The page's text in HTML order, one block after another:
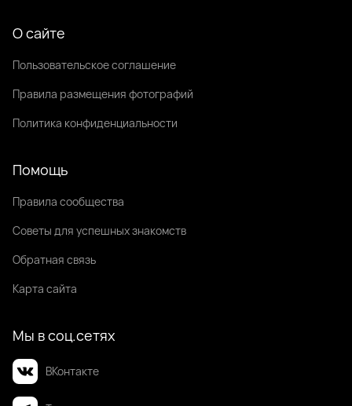
О сайте
Пользовательское соглашение
Правила размещения фотографий
Политика конфиденциальности
Помощь
Правила сообщества
Советы для успешных знакомств
Обратная связь
Карта сайта
Мы в соц.сетях
ВКонтакте